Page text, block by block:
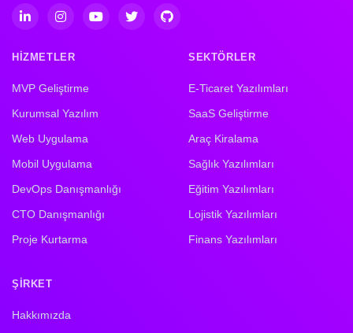
HIZMETLER
MVP Geliştirme
Kurumsal Yazılım
Web Uygulama
Mobil Uygulama
DevOps Danışmanlığı
CTO Danışmanlığı
Proje Kurtarma
SEKTÖRLER
E-Ticaret Yazılımları
SaaS Geliştirme
Araç Kiralama
Sağlık Yazılımları
Eğitim Yazılımları
Lojistik Yazılımları
Finans Yazılımları
ŞIRKET
Hakkımızda